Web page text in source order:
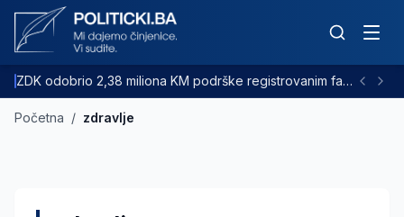
ZDK odobrio 2,38 miliona KM podrške registrovanim farmama goveda
Početna / zdravlje